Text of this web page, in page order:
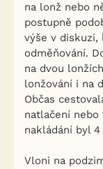
na lonž nebo
postupně
výše v
odměňování.
na dvou
lonžování i na
Občas
natlačení
nakládání byl 4
Vloni na